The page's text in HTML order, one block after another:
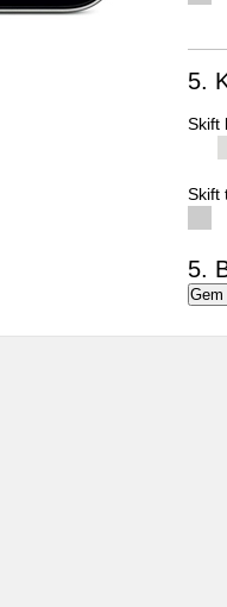
5.
Skift
Skift
5.